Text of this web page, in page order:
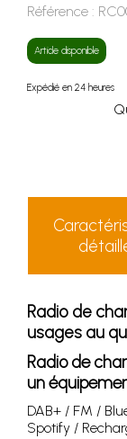
Référence :
Article disponible
Expédié en 24 heures
Radio de
usages au
Radio de
un
DAB+ / FM /
Spotify /